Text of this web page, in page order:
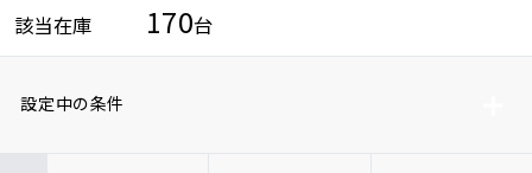
該当在庫 170台
設定中の条件